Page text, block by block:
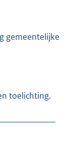
gemeentelijke
toelichting.